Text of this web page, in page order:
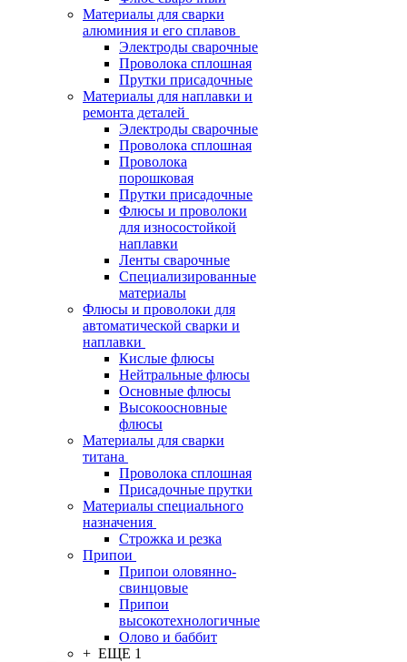
Материалы для сварки
алюминия и его сплавов
Электроды сварочные
Проволока сплошная
Прутки присадочные
Материалы для наплавки и
ремонта деталей
Электроды сварочные
Проволока сплошная
Проволока
порошковая
Прутки присадочные
Флюсы и проволоки
для износостойкой
наплавки
Ленты сварочные
Специализированные
материалы
Флюсы и проволоки для
автоматической сварки и
наплавки
Кислые флюсы
Нейтральные флюсы
Основные флюсы
Высокоосновные
флюсы
Материалы для сварки
титана
Проволока сплошная
Присадочные прутки
Материалы специального
назначения
Строжка и резка
Припои
Припои оловянно-
свинцовые
Припои
высокотехнологичные
Олово и баббит
+ ЕЩЕ 1